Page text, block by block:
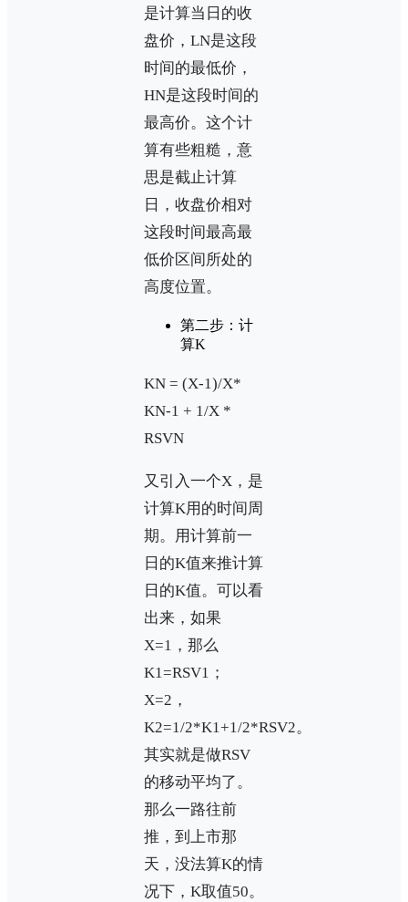
是计算当日的收
盘价，LN是这段
时间的最低价，
HN是这段时间的
最高价。这个计
算有些粗糙，意
思是截止计算
日，收盘价相对
这段时间最高最
低价区间所处的
高度位置。
第二步：计
算K
KN = (X-1)/X*
KN-1 + 1/X *
RSVN
又引入一个X，是
计算K用的时间周
期。用计算前一
日的K值来推计算
日的K值。可以看
出来，如果
X=1，那么
K1=RSV1；
X=2，
K2=1/2*K1+1/2*RSV2。
其实就是做RSV
的移动平均了。
那么一路往前
推，到上市那
天，没法算K的情
况下，K取值50。